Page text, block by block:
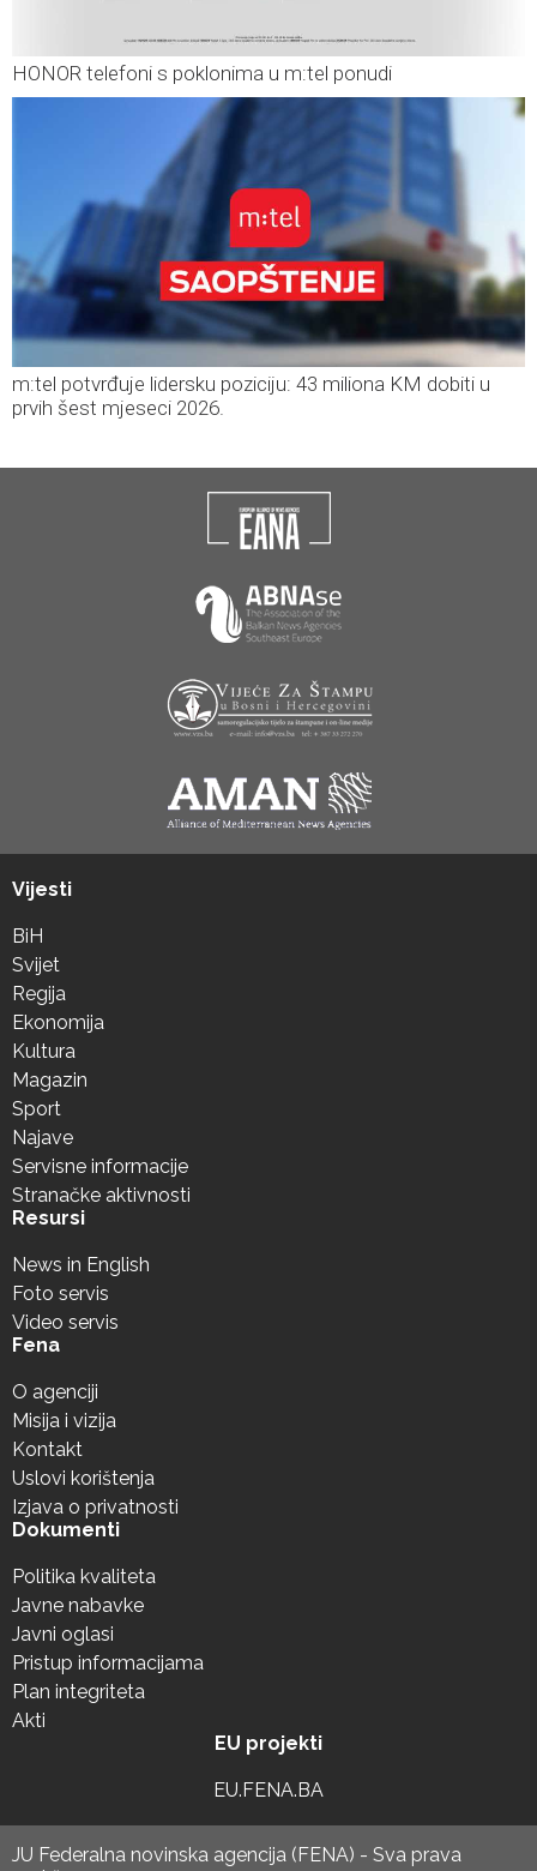
HONOR telefoni s poklonima u m:tel ponudi
m:tel potvrđuje lidersku poziciju: 43 miliona KM dobiti u
prvih šest mjeseci 2026.
Vijesti
BiH
Svijet
Regija
Ekonomija
Kultura
Magazin
Sport
Najave
Servisne informacije
Stranačke aktivnosti
Resursi
News in English
Foto servis
Video servis
Fena
O agenciji
Misija i vizija
Kontakt
Uslovi korištenja
Izjava o privatnosti
Dokumenti
Politika kvaliteta
Javne nabavke
Javni oglasi
Pristup informacijama
Plan integriteta
Akti
EU projekti
EU.FENA.BA
JU Federalna novinska agencija (FENA) - Sva prava